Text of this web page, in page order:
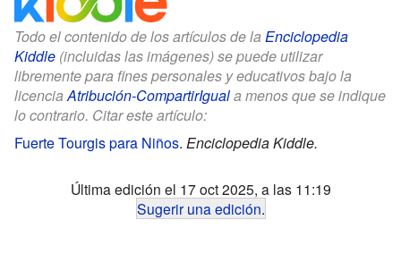
Todo el contenido de los artículos de la Enciclopedia
Kiddle (incluidas las imágenes) se puede utilizar
libremente para fines personales y educativos bajo la
licenciaAtribución-CompartirIguala menos que se indique
lo contrario. Citar este artículo:
Fuerte Tourgis para Niños. Enciclopedia Kiddle.
Última edición el 17 oct 2025, a las 11:19
Sugerir una edición.